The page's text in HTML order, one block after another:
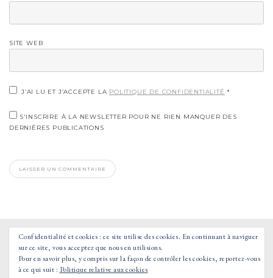
SITE WEB
J’AI LU ET J’ACCEPTE LA POLITIQUE DE CONFIDENTIALITÉ *
S'INSCRIRE À LA NEWSLETTER POUR NE RIEN MANQUER DES
DERNIÈRES PUBLICATIONS
Confidentialité et cookies : ce site utilise des cookies. En continuant à naviguer
sur ce site, vous acceptez que nous en utilisions.
Pour en savoir plus, y compris sur la façon de contrôler les cookies, reportez-vous
à ce qui suit : Politique relative aux cookies